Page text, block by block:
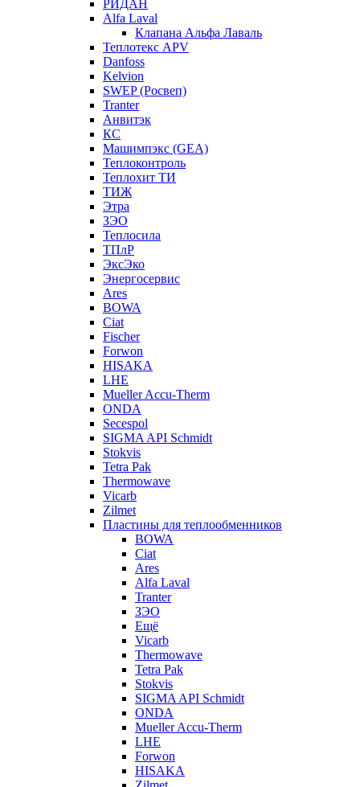
РИДАН
Alfa Laval
Клапана Альфа Лаваль
Теплотекс APV
Danfoss
Kelvion
SWEP (Росвеп)
Tranter
Анвитэк
КС
Машимпэкс (GEA)
Теплоконтроль
Теплохит ТИ
ТИЖ
Этра
ЗЭО
Теплосила
ТПлР
ЭксЭко
Энергосервис
Ares
BOWA
Ciat
Fischer
Forwon
HISAKA
LHE
Mueller Accu-Therm
ONDA
Secespol
SIGMA API Schmidt
Stokvis
Tetra Pak
Thermowave
Vicarb
Zilmet
Пластины для теплообменников
BOWA
Ciat
Ares
Alfa Laval
Tranter
ЗЭО
Ещё
Vicarb
Thermowave
Tetra Pak
Stokvis
SIGMA API Schmidt
ONDA
Mueller Accu-Therm
LHE
Forwon
HISAKA